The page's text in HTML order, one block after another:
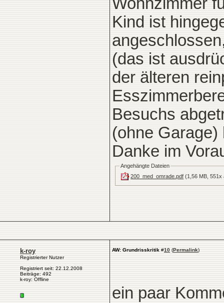
Kind ist
(das ist
der älteren
Besuchs
(ohne
Danke im
Angehängte Dateien
200_med_omrade.pdf (1,56 MB, 551x
k-roy
Registrierter Nutzer
Registriert seit: 22.12.2008
Beiträge: 492
k-roy: Offline
AW: Grundrisskritik #10 (Permalink)
ein paar